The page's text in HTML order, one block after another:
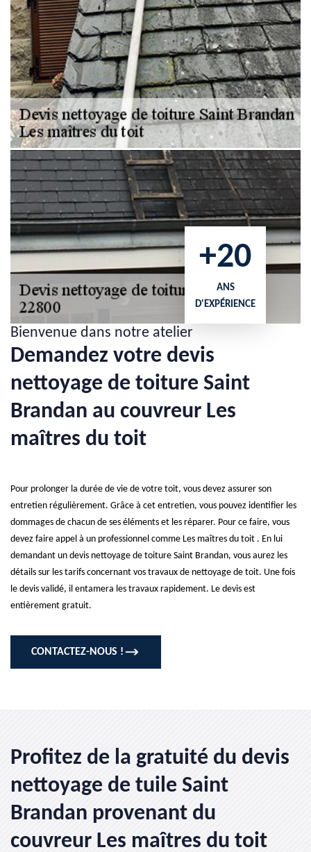
+20
ANS
D'EXPÉRIENCE
Bienvenue dans notre atelier
Demandez votre devis
nettoyage de toiture Saint
Brandan au couvreur Les
maîtres du toit
Pour prolonger la durée de vie de votre toit, vous devez assurer son
entretien régulièrement. Grâce à cet entretien, vous pouvez identifier les
dommages de chacun de ses éléments et les réparer. Pour ce faire, vous
devez faire appel à un professionnel comme Les maîtres du toit . En lui
demandant un devis nettoyage de toiture Saint Brandan, vous aurez les
détails sur les tarifs concernant vos travaux de nettoyage de toit. Une fois
le devis validé, il entamera les travaux rapidement. Le devis est
entièrement gratuit.
CONTACTEZ-NOUS !
Profitez de la gratuité du devis
nettoyage de tuile Saint
Brandan provenant du
couvreur Les maîtres du toit